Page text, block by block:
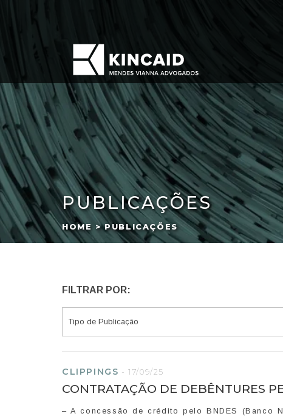
PUBLICAÇÕES
HOME > PUBLICAÇÕES
FILTRAR POR:
CLIPPINGS -17/09/25
CONTRATAÇÃO DE DEBÊNTURES
– A concessão de crédito pelo BNDES (Banco